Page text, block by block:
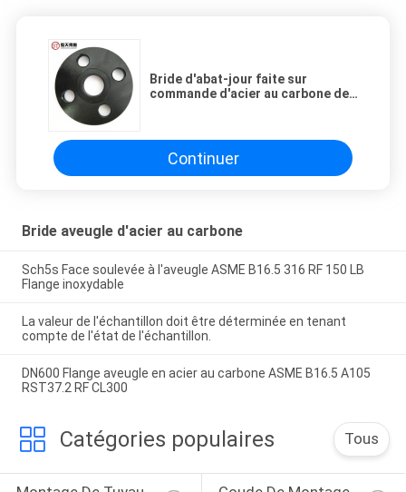
Bride d'abat-jour faite sur
commande d'acier au carbone de
Continuer
Bride aveugle d'acier au carbone
Sch5s Face soulevée à l'aveugle ASME B16.5 316 RF 150 LB
Flange inoxydable
La valeur de l'échantillon doit être déterminée en tenant
compte de l'état de l'échantillon.
DN600 Flange aveugle en acier au carbone ASME B16.5 A105
RST37.2 RF CL300
Catégories populaires Tous